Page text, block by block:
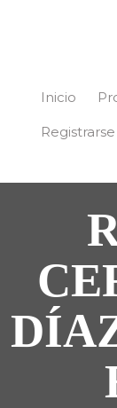
Inicio
Registrarse